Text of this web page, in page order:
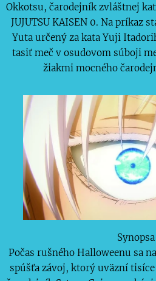
Okkotsu, čarodejník zvláštnej
JUJUTSU KAISEN 0. Na príkaz
Yuta určený za kata Yuji
tasiť meč v osudovom súboji
žiakmi mocného
Synopsa
Počas rušného Halloweenu sa
spúšťa závoj, ktorý uväzní